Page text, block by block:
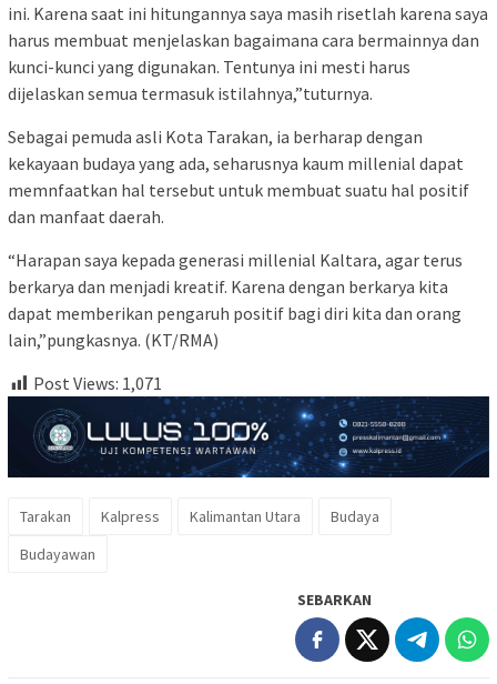
ini. Karena saat ini hitungannya saya masih risetlah karena saya
harus membuat menjelaskan bagaimana cara bermainnya dan
kunci-kunci yang digunakan. Tentunya ini mesti harus
dijelaskan semua termasuk istilahnya,”tuturnya.
Sebagai pemuda asli Kota Tarakan, ia berharap dengan
kekayaan budaya yang ada, seharusnya kaum millenial dapat
memnfaatkan hal tersebut untuk membuat suatu hal positif
dan manfaat daerah.
“Harapan saya kepada generasi millenial Kaltara, agar terus
berkarya dan menjadi kreatif. Karena dengan berkarya kita
dapat memberikan pengaruh positif bagi diri kita dan orang
lain,”pungkasnya. (KT/RMA)
Post Views: 1,071
Tarakan Kalpress Kalimantan Utara
Budaya
Budayawan
SEBARKAN